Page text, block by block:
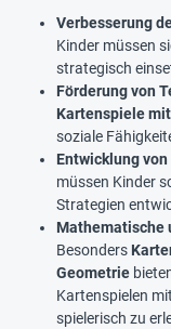
Verbesserung
Kinder müssen
strategisch
Förderung von
Kartenspiele
soziale
Entwicklung
müssen Kinder
Strategien
Mathematische
Besonders
Geometrie
Kartenspielen
spielerisch zu